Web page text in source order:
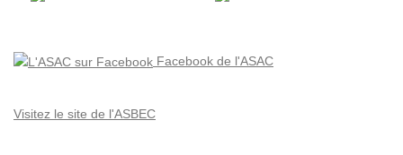
Facebook de l'ASAC
Visitez le site de l'ASBEC